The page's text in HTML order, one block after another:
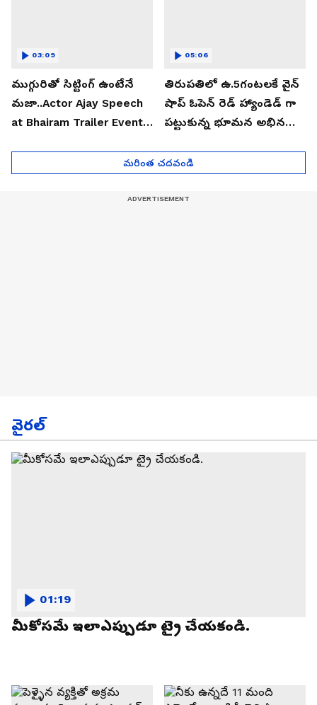
ముగ్గురితో సిట్టింగ్ ఉంటేనే
మజా..Actor Ajay Speech
at Bhairam Trailer Event |
03:09
తిరుపతిలో ఉ.5గంటలకే వైన్
షాప్ ఓపెన్ రెడ్ హ్యాండెడ్ గా
పట్టుకున్న భూమన అభినయ్|
05:06
మరింత చదవండి
వైరల్
మీకోసమే ఇలాఎప్పుడూ ట్రై చేయకండి.
01:19